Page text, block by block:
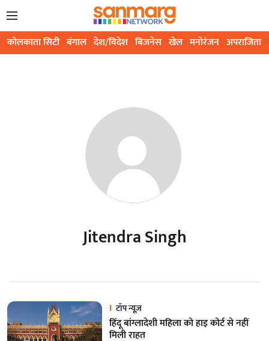
कोलकाता सिटी बंगाल देश/विदेश बिजनेस खेल मनोरंजन अपराजिता
Jitendra Singh
टॉप न्यूज़
हिंदू बांग्लादेशी महिला को हाइ कोर्ट से नहीं
मिली राहत